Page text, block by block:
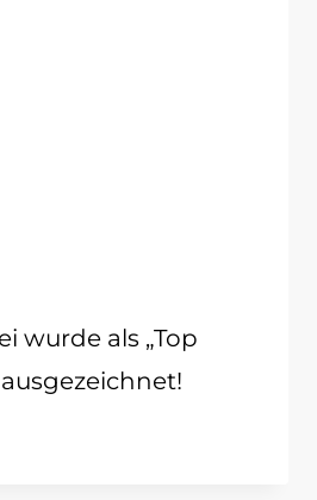
wurde als „Top